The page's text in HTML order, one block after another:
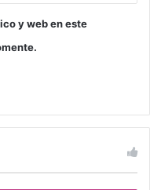
y web en este